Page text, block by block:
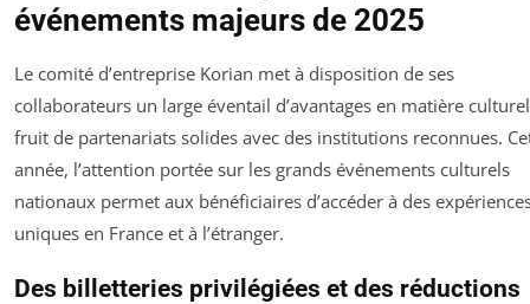
événements majeurs de 2025
Le comité d’entreprise Korian met à disposition de ses
collaborateurs un large éventail d’avantages en matière
fruit de partenariats solides avec des institutions reconnues.
année, l’attention portée sur les grands événements culturels
nationaux permet aux bénéficiaires d’accéder à des
uniques en France et à l’étranger.
Des billetteries privilégiées et des réductions